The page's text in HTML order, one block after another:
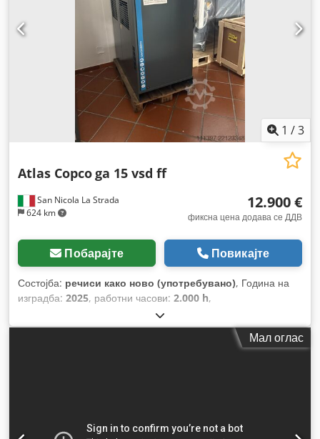
1 /3
San Nicola La Strada
624 km
Atlas Copcoga 15 vsd ff
12.900 €
фиксна цена додава се ДДВ
Побарајте Повикајте
Состојба: речиси како ново (употребувано), Година на
изградба: 2025, работни часови: 2.000 h,
Мал оглас